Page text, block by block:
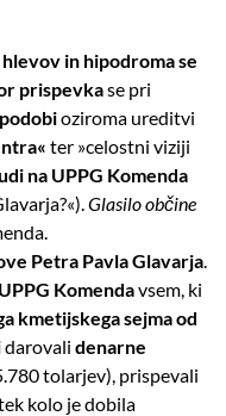
in hipodroma se
prispevkase pri
oziroma ureditvi
ter »celostni viziji
na UPPG Komenda
Glasilo občine
Petra Pavla Glavarja.
Komendavsem, ki
kmetijskega sejma od
darovalidenarne
tolarjev), prispevali
kolo je dobila